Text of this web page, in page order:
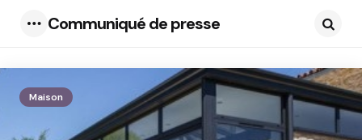
Communiqué de presse
Maison